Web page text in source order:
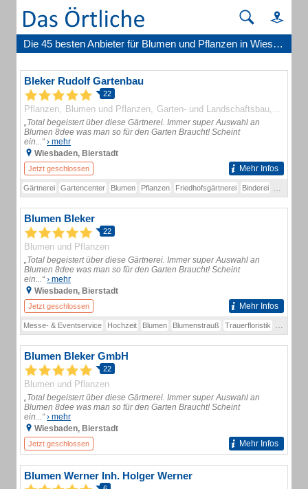
Die 45 besten Anbieter für Blumen und Pflanzen in Wiesbaden
Bleker Rudolf Gartenbau
22
Pflanzen Blumen und Pflanzen Garten- und Landschaftsbau
„Total begeistert über diese Gärtnerei. Immer super Auswahl an
Blumen 8dee was man so für den Garten Braucht! Scheint
ein...“› mehr
Wiesbaden, Bierstadt
Jetzt geschlossen Mehr Infos
Gärtnerei Gartencenter Blumen Pflanzen Friedhofsgärtnerei Binderei
Blumen Bleker
22
Blumen und Pflanzen
„Total begeistert über diese Gärtnerei. Immer super Auswahl an
Blumen 8dee was man so für den Garten Braucht! Scheint
ein...“› mehr
Wiesbaden, Bierstadt
Jetzt geschlossen Mehr Infos
Messe- & Eventservice Hochzeit Blumen Blumenstrauß Trauerfloristik
Blumen Bleker GmbH
22
Blumen und Pflanzen
„Total begeistert über diese Gärtnerei. Immer super Auswahl an
Blumen 8dee was man so für den Garten Braucht! Scheint
ein...“› mehr
Wiesbaden, Bierstadt
Jetzt geschlossen Mehr Infos
Blumen Werner Inh. Holger Werner